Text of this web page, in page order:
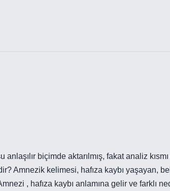
biçimde aktarılmış, fakat analiz
Amnezik kelimesi, hafıza kaybı yaşayan,
, hafıza kaybı anlamına gelir ve farklı